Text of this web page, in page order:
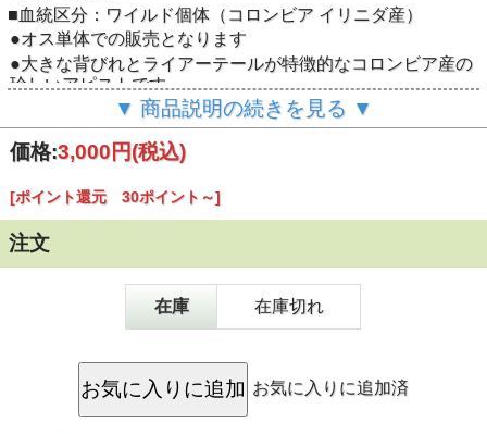
■血統区分：ワイルド個体（コロンビア イリニダ産）
●オス単体での販売となります
●大きな背びれとライアーテールが特徴的なコロンビア産の
珍しいアピストです。
●一般的なアピストグラマの飼育環境であれば飼育は難しく
なく、小型カラシンなどと混泳させる飼育方法もオススメ
です。
べてくれますが、健康な体型を維持するためにも、数種類
のエサをこまめに与えるのが理想です。
●他のドワーフシクリッド同様にテリトリーを持ったり他の
くするなどの対策を行うとよいです。
●気がつくとメスが子どもを連れて泳いでいることもありま
すが、確実に繁殖を狙うなら、ペアのみの飼育がよいで
☆水槽屋店長から一言
▼ 商品説明の続きを見る ▼
価格:3,000円(税込)
[ポイント還元 30ポイント～]
注文
在庫 在庫切れ
お気に入りに追加済